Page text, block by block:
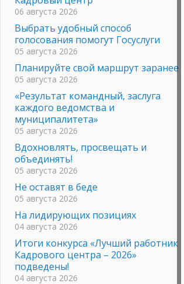
06 августа 2026
Выбрать удобный способ
голосования помогут Госуслуги
05 августа 2026
Планируйте свой маршрут заранее
05 августа 2026
«Результат командный, заслуга
каждого ведомства и
муниципалитета»
05 августа 2026
Вдохновлять, просвещать и
объединять!
05 августа 2026
Не оставят в беде
05 августа 2026
На лидирующих позициях
04 августа 2026
Итоги конкурса «Лучший работник
Кадрового центра – 2026»
подведены!
04 августа 2026